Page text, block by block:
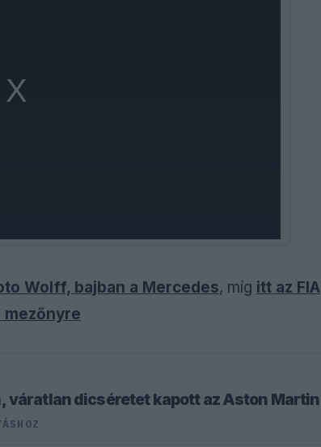
Wolff, bajban a Mercedes, míg itt az FIA
mezőnyre
váratlan dicséretet kapott az Aston Martin